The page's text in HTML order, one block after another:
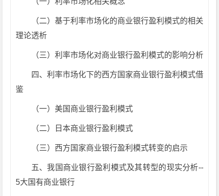
（二）基于利率市场化的商业银行盈利模式的相关
理论透析
（三）利率市场化对商业银行盈利模式的影响分析
四、利率市场化下的西方国家商业银行盈利模式借
鉴
（一）美国商业银行盈利模式
（二）日本商业银行盈利模式
（三）西方国家商业银行盈利模式转变的启示
五、我国商业银行盈利模式及其转型的现实分析--
5大国有商业银行